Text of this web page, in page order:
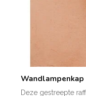
Wandlampenkap
Deze gestreepte